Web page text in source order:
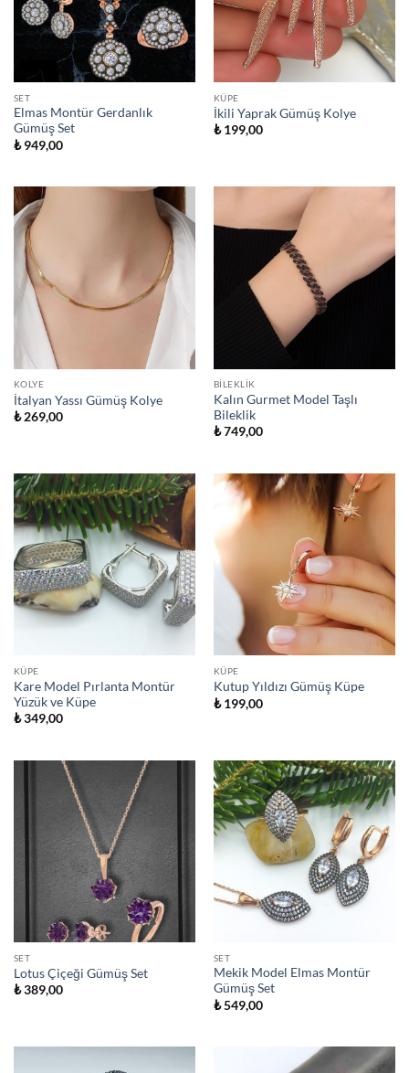
SET
Elmas Montür Gerdanlık
Gümüş Set
₺949,00
KÜPE
İkili Yaprak Gümüş Kolye
₺199,00
KOLYE
İtalyan Yassı Gümüş Kolye
₺269,00
BILEKLIK
Kalın Gurmet Model Taşlı
Bileklik
₺749,00
KÜPE
Kare Model Pırlanta Montür
Yüzük ve Küpe
₺349,00
KÜPE
Kutup Yıldızı Gümüş Küpe
₺199,00
SET
Lotus Çiçeği Gümüş Set
₺389,00
SET
Mekik Model Elmas Montür
Gümüş Set
₺549,00